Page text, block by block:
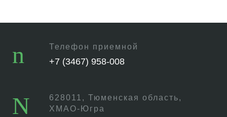
Телефон приемной
+7 (3467) 958-008
628011, Тюменская область,
ХМАО-Югра